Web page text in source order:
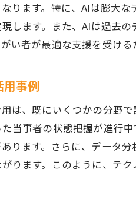
ります。特に、AIは膨大
します。また、AIは過去
い者が最適な支援を受け
用事例
は、既にいくつかの分野
当事者の状態把握が進行
ります。さらに、データ
ります。このように、テ